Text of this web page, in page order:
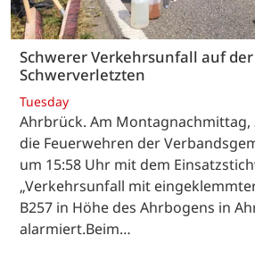
Schwerer Verkehrsunfall auf
Schwerverletzten
Tuesday
Ahrbrück. Am Montagnachmittag,
die Feuerwehren der
um 15:58 Uhr mit dem
„Verkehrsunfall mit
B257 in Höhe des Ahrbogens in
alarmiert.Beim…